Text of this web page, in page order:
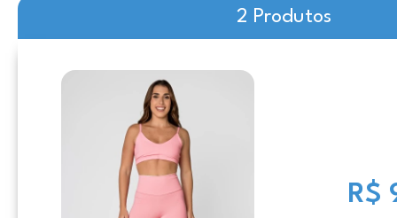
2 Produtos
R$